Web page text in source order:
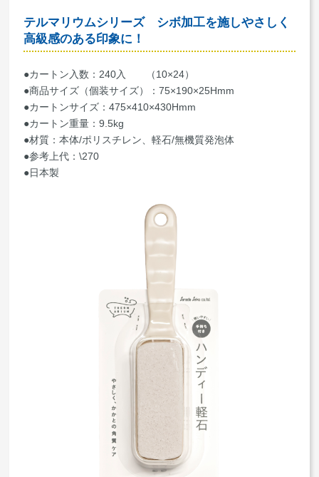
テルマリウムシリーズ シボ加工を施しやさしく
高級感のある印象に！
●カートン入数：240入 （10×24）
●商品サイズ（個装サイズ）：75×190×25Hmm
●カートンサイズ：475×410×430Hmm
●カートン重量：9.5kg
●材質：本体/ポリスチレン、軽石/無機質発泡体
●参考上代：\270
●日本製